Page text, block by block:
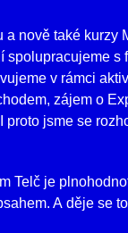
nově také kurzy
s
v rámci
zájem o
jsme se
Telč je
A děje se